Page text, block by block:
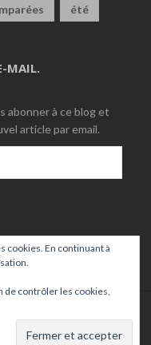
été
MAIL.
abonner à ce blog et
article par email.
Archives
Sylaz
cookies. En continuant à
de contrôler les cookies,